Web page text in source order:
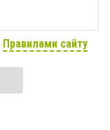
Правилами сайту